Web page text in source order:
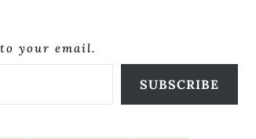
your email.
SUBSCRIBE